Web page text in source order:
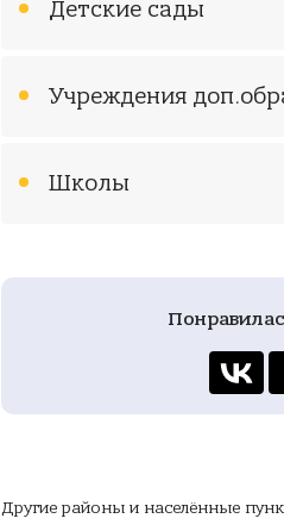
Детские сады
Учреждения
Школы
Другие районы и населённые